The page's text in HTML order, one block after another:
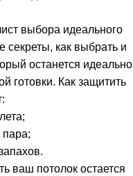
выбора идеального
секреты, как выбрать и
останется идеально
готовки. Как защитить
пара;
ваш потолок остается